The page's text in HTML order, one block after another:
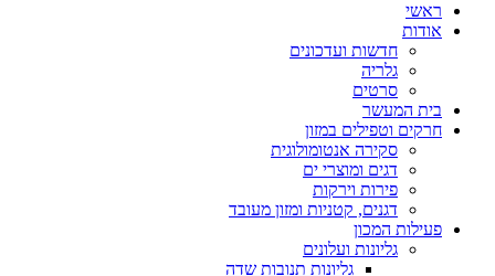
ראשי
אודות
חדשות ועדכונים
גלריה
סרטים
בית המעשר
חרקים וטפילים במזון
סקירה אנטומולוגית
דגים ומוצרי ים
פירות וירקות
דגנים, קטניות ומזון מעובד
פעילות המכון
גליונות ועלונים
גליונות תנובות שדה